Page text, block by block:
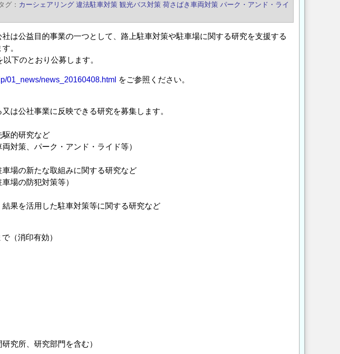
グ カーシェアリング 違法駐車対策 観光バス対策 荷さばき車両対策 パーク・アンド・ライ
は公益目的事業の一つとして、路上駐車対策や駐車場に関する研究を支援する
。
下のとおり公募します。
01_news/news_20160408.html をご参照ください。
は公社事業に反映できる研究を募集します。
駆的研究など
対策、パーク・アンド・ライド等）
場の新たな取組みに関する研究など
場の防犯対策等）
果を活用した駐車対策等に関する研究など
（消印有効）
究所、研究部門を含む）